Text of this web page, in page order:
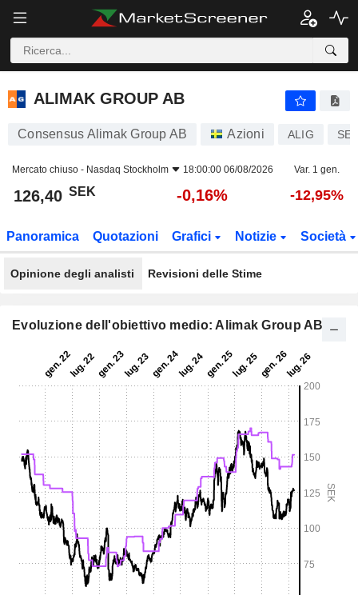
ALIMAK GROUP AB
ALIMAK GROUP AB
Consensus Alimak Group AB Azioni ALIG
Mercato chiuso - Nasdaq Stockholm 18:00:00 06/08/2026 Var. 1 gen.
126,40 SEK -0,16% -12,95%
Panoramica Quotazioni Grafici Notizie Società
Opinione degli analisti Revisioni delle Stime
Evoluzione dell'obiettivo medio: Alimak Group AB